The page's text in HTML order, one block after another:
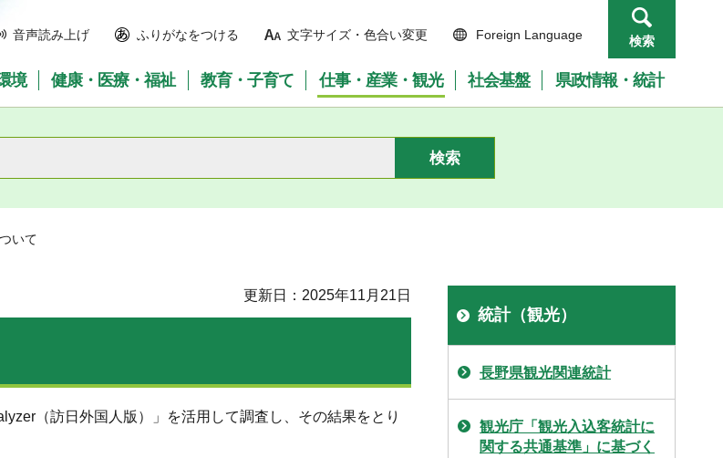
音声読み上げ ふりがなをつける 文字サイズ・色合い変更 Foreign Language 検索
境 健康・医療・福祉 教育・子育て 仕事・産業・観光 社会基盤 県政情報・統計
いて
更新日：2025年11月21日
（訪日外国人版）」を活用して調査し、その結果をとり
統計（観光）
長野県観光関連統計
観光庁「観光入込客統計に
関する共通基準」に基づく